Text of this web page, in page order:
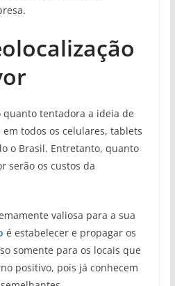
quanto tentadora a ideia de
todos os celulares, tablets
o Brasil. Entretanto, quanto
serão os custos da
valiosa para a sua
é estabelecer e propagar os
somente para os locais que
positivo, pois já conhecem